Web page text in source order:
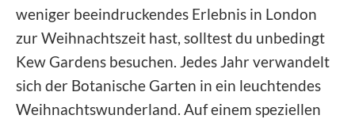
weniger beeindruckendes Erlebnis in London
zur Weihnachtszeit hast, solltest du unbedingt
Kew Gardens besuchen. Jedes Jahr verwandelt
sich der Botanische Garten in ein leuchtendes
Weihnachtswunderland. Auf einem speziellen